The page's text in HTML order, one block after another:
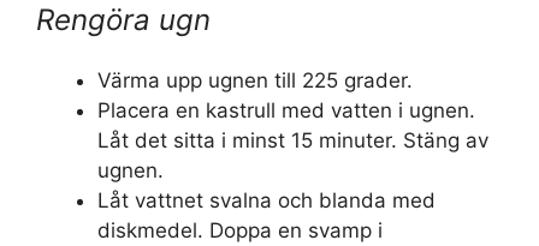
Rengöra ugn
Värma upp ugnen till 225 grader.
Placera en kastrull med vatten i ugnen.
Låt det sitta i minst 15 minuter. Stäng av
ugnen.
Låt vattnet svalna och blanda med
diskmedel. Doppa en svamp i